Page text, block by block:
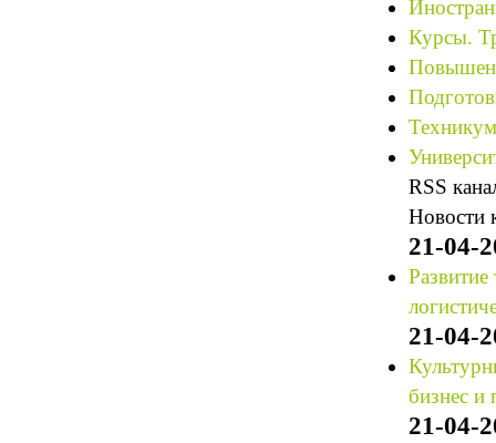
Курсы.
RSS
Новости
21-04-
Развитие
21-04-
бизнес и
21-04-